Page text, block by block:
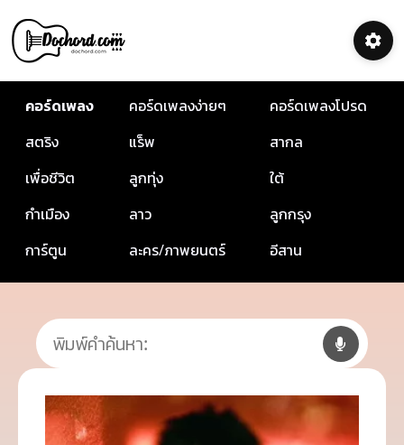
คอร์ดเพลง คอร์ดเพลงง่ายๆ
คอร์ดเพลงโปรด
สตริง
แร็พ
สากล
เพื่อชีวิต
ลูกทุ่ง
ใต้
กำเมือง
ลาว
ลูกกรุง
การ์ตูน
ละคร/ภาพยนตร์ อีสาน